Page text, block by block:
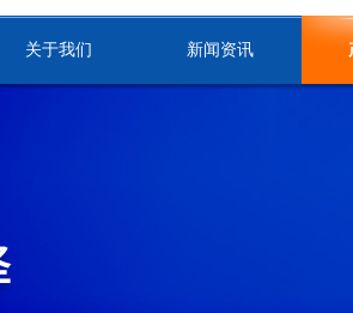
关于我们 新闻资讯